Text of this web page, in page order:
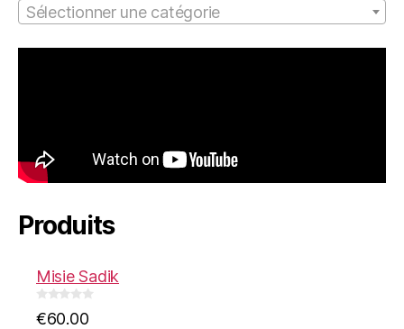
Sélectionner une catégorie
Produits
Misie Sadik
0
o
€60.00